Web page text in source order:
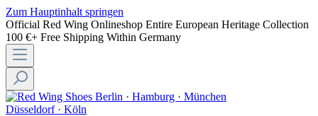
Zum Hauptinhalt springen
Official Red Wing Onlineshop Entire European Heritage Collection
100 €+ Free Shipping Within Germany
Berlin · Hamburg · München
Düsseldorf · Köln